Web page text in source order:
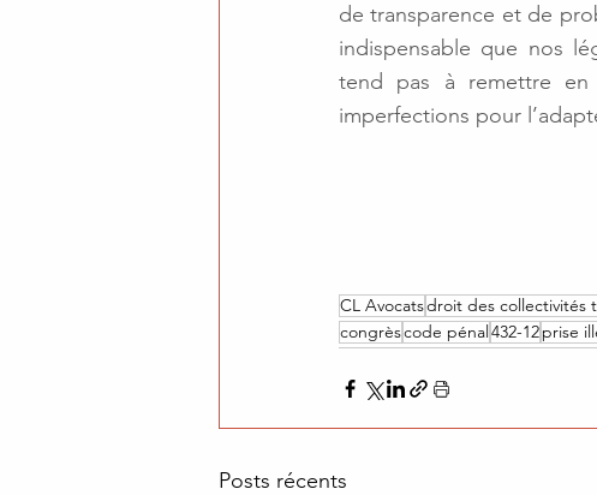
de transparence et de
indispensable que nos
tend pas à remettre en
imperfections pour
CL Avocatsdroit des collectivités
congrèscode pénal432-12prise
Posts récents